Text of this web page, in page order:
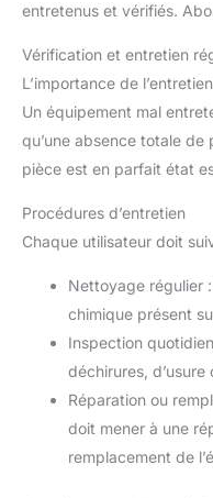
entretenus et vérifiés.
Vérification et entretien
L’importance de
Un équipement mal
qu’une absence totale de
pièce est en parfait état
Procédures d’entretien
Chaque utilisateur doit
Nettoyage régulier
chimique présent
Inspection
déchirures,
Réparation ou
doit mener à une
remplacement de